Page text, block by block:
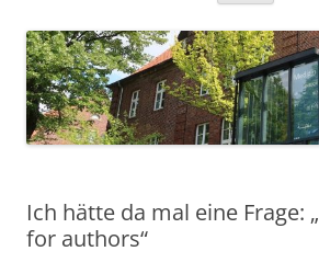
Ich hätte da mal eine Frage:
for authors“